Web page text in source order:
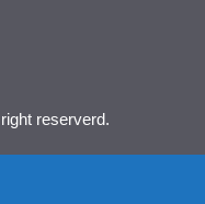
reserverd.